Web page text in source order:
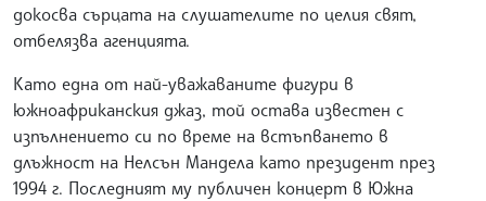
докосва сърцата на слушателите по целия свят,
отбелязва агенцията.
Като една от най-уважаваните фигури в
южноафриканския джаз, той остава известен с
изпълнението си по време на встъпването в
длъжност на Нелсън Мандела като президент през
1994 г. Последният му публичен концерт в Южна